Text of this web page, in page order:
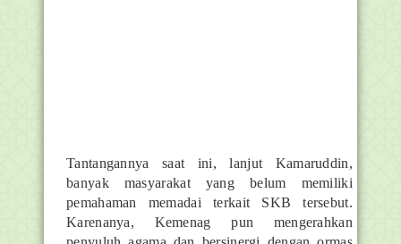
Tantangannya saat ini, lanjut Kamaruddin,
banyak masyarakat yang belum memiliki
pemahaman memadai terkait SKB tersebut.
Karenanya, Kemenag pun mengerahkan